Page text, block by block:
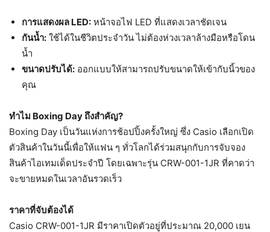
การแสดงผล LED: หน้าจอไฟ LED ที่แสดงเวลาชัดเจน
กันน้ำ: ใช้ได้ในชีวิตประจำวัน ไม่ต้องห่วงเวลาล้างมือหรือโดน
น้ำ
ขนาดปรับได้: ออกแบบให้สามารถปรับขนาดให้เข้ากับนิ้วของ
คุณ
ทำไม Boxing Day ถึงสำคัญ?
Boxing Day เป็นวันแห่งการช้อปปิ้งครั้งใหญ่ ซึ่ง Casio เลือกเปิด
ตัวสินค้าในวันนี้เพื่อให้แฟน ๆ ทั่วโลกได้ร่วมสนุกกับการจับจอง
สินค้าไอเทมเด็ดประจำปี โดยเฉพาะรุ่น CRW-001-1JR ที่คาดว่า
จะขายหมดในเวลาอันรวดเร็ว
ราคาที่จับต้องได้
Casio CRW-001-1JR มีราคาเปิดตัวอยู่ที่ประมาณ 20,000 เยน